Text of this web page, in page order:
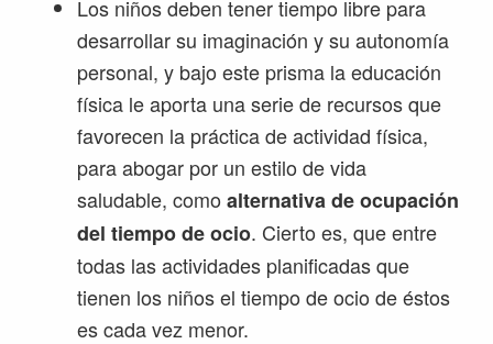
Los niños deben tener tiempo libre para
desarrollar su imaginación y su autonomía
personal, y bajo este prisma la educación
física le aporta una serie de recursos que
favorecen la práctica de actividad física,
para abogar por un estilo de vida
saludable, como alternativa de ocupación
del tiempo de ocio. Cierto es, que entre
todas las actividades planificadas que
tienen los niños el tiempo de ocio de éstos
es cada vez menor.